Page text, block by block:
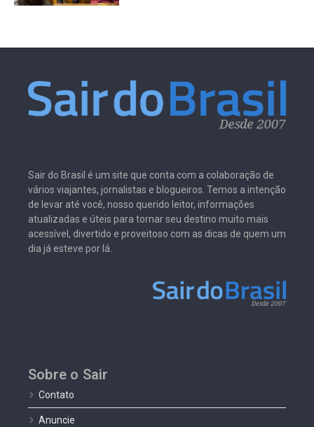
Sair do Brasil é um site que conta com a colaboração de
vários viajantes, jornalistas e blogueiros. Temos a intenção
de levar até você, nosso querido leitor, informações
atualizadas e úteis para tornar seu destino muito mais
acessível, divertido e proveitoso com as dicas de quem um
dia já esteve por lá.
Sobre o Sair
Contato
Anuncie